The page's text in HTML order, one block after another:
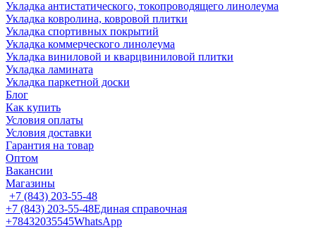
Укладка антистатического, токопроводящего линолеума
Укладка ковролина, ковровой плитки
Укладка спортивных покрытий
Укладка коммерческого линолеума
Укладка виниловой и кварцвиниловой плитки
Укладка ламината
Укладка паркетной доски
Блог
Как купить
Условия оплаты
Условия доставки
Гарантия на товар
Оптом
Вакансии
Магазины
+7 (843) 203-55-48
+7 (843) 203-55-48Единая справочная
+78432035545WhatsApp